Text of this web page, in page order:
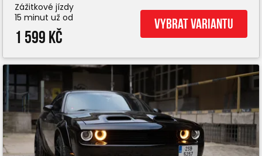
Zážitkové jízdy
15 minut už od
1 599 Kč
Vybrat variantu